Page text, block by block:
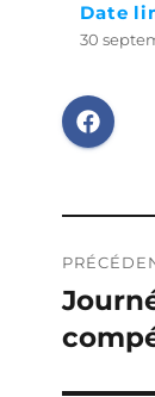
Date
30
de
l’article